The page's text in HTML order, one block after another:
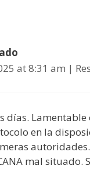
at 8:31 am |
días.
en la
mal situado.